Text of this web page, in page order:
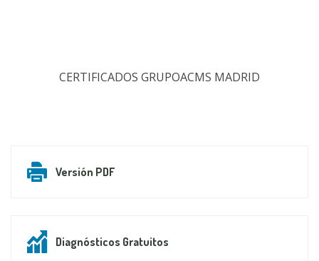
CERTIFICADOS GRUPOACMS MADRID
Versión PDF
Diagnósticos Gratuitos